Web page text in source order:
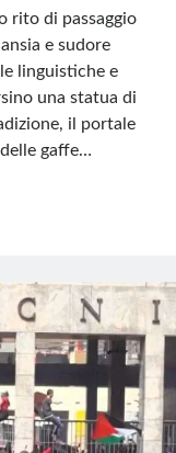
rito di passaggio
e sudore
linguistiche e
una statua di
il portale
gaffe…